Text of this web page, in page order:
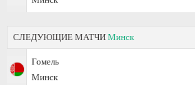
СЛЕДУЮЩИЕ МАТЧИ Минск
Гомель
Минск